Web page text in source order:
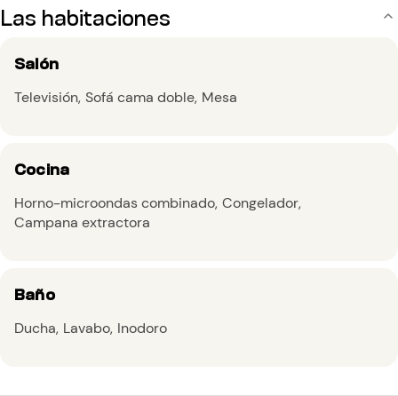
Las habitaciones
Salón
Televisión Sofá cama doble Mesa
Cocina
Horno-microondas combinado Congelador
Campana extractora
Baño
Ducha Lavabo Inodoro